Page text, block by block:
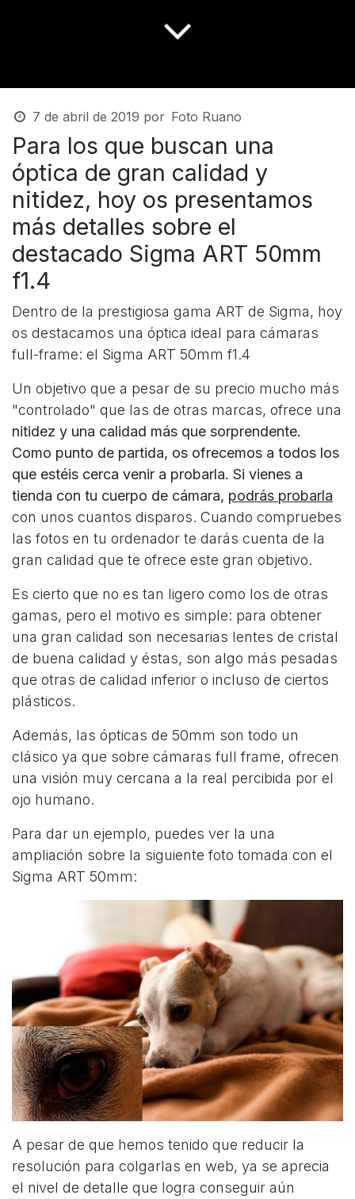
7 de abril de 2019 por Foto Ruano
Para los que buscan una
óptica de gran calidad y
nitidez, hoy os presentamos
más detalles sobre el
destacado Sigma ART 50mm
f1.4
Dentro de la prestigiosa gama ART de Sigma, hoy
os destacamos una óptica ideal para cámaras
full-frame: el Sigma ART 50mm f1.4
Un objetivo que a pesar de su precio mucho más
"controlado" que las de otras marcas, ofrece una
nitidez y una calidad más que sorprendente.
Como punto de partida, os ofrecemos a todos los
que estéis cerca venir a probarla. Si vienes a
tienda con tu cuerpo de cámara, podrás probarla
con unos cuantos disparos. Cuando compruebes
las fotos en tu ordenador te darás cuenta de la
gran calidad que te ofrece este gran objetivo.
Es cierto que no es tan ligero como los de otras
gamas, pero el motivo es simple: para obtener
una gran calidad son necesarias lentes de cristal
de buena calidad y éstas, son algo más pesadas
que otras de calidad inferior o incluso de ciertos
plásticos.
Además, las ópticas de 50mm son todo un
clásico ya que sobre cámaras full frame, ofrecen
una visión muy cercana a la real percibida por el
ojo humano.
Para dar un ejemplo, puedes ver la una
ampliación sobre la siguiente foto tomada con el
Sigma ART 50mm:
A pesar de que hemos tenido que reducir la
resolución para colgarlas en web, ya se aprecia
el nivel de detalle que logra conseguir aún